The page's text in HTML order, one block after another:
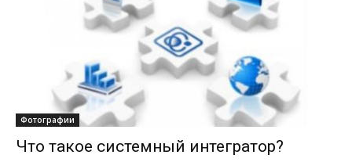
Фотографии
Что такое системный интегратор?